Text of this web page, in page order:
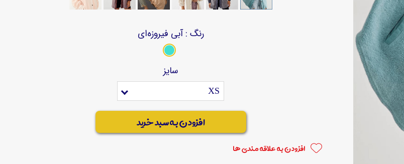
رنگ : آبی فیروزه‌ای
سایز
XS
افزودن به سبد خرید
افزودن به علاقه مندی ها